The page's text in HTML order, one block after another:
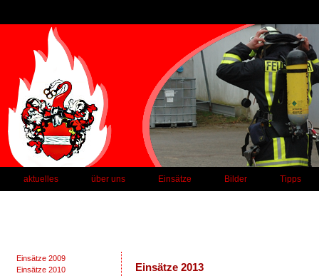
aktuelles über uns Einsätze Bilder Tipps
Einsätze 2009
Einsätze 2010
Einsätze 2013